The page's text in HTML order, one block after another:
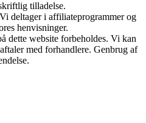
tilladelse.
deltager i affiliateprogrammer og
henvisninger.
dette website forbeholdes. Vi kan
med forhandlere. Genbrug af